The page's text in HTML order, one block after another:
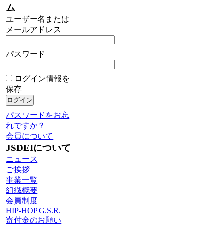
ム
ユーザー名または
メールアドレス
パスワード
ログイン情報を
保存
パスワードをお忘
れですか？
会員について
JSDEIについて
ニュース
ご挨拶
事業一覧
組織概要
会員制度
HIP-HOP G.S.R.
寄付金のお願い